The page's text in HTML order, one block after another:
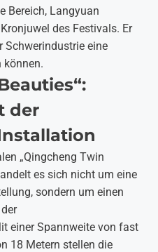
Bereich, Langyuan
des Festivals. Er
Schwerindustrie eine
können.
der
„Qingcheng Twin
es sich nicht um eine
sondern um einen
einer Spannweite von fast
18 Metern stellen die